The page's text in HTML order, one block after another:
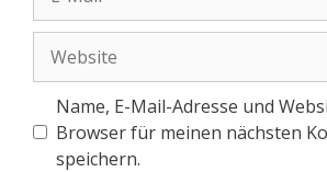
Name, E-Mail-Adresse und
Browser für meinen nächsten
speichern.